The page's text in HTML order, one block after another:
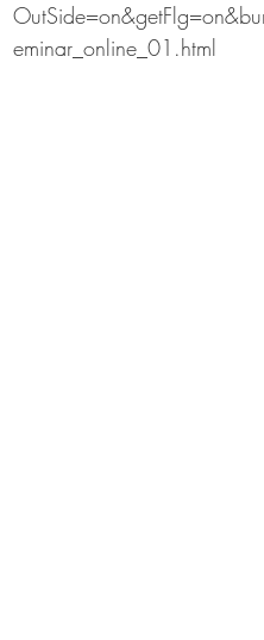
eminar_online_01.html